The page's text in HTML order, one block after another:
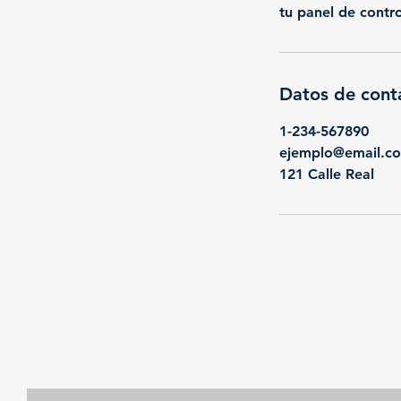
tu panel de
Datos de
1-234-567890
121 Calle Real